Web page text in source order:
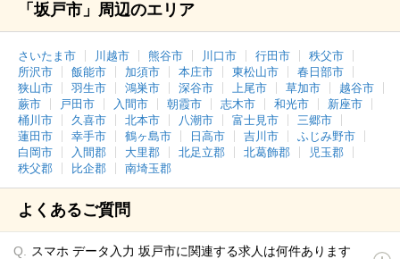
「坂戸市」周辺のエリア
さいたま市 川越市 熊谷市 川口市 行田市
秩父市
所沢市
飯能市 加須市 本庄市 東松山市
春日部市
狭山市
羽生市 鴻巣市 深谷市 上尾市 草加市
越谷市
蕨市
戸田市 入間市 朝霞市 志木市 和光市
新座市
桶川市
久喜市 北本市 八潮市 富士見市
三郷市
蓮田市
幸手市 鶴ヶ島市 日高市 吉川市
ふじみ野市
白岡市
入間郡 大里郡 北足立郡 北葛飾郡
児玉郡
秩父郡
比企郡 南埼玉郡
よくあるご質問
スマホ データ入力 坂戸市に関連する求人は何件あります